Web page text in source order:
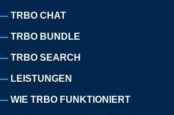
TRBO CHAT
TRBO BUNDLE
TRBO SEARCH
LEISTUNGEN
WIE TRBO FUNKTIONIERT